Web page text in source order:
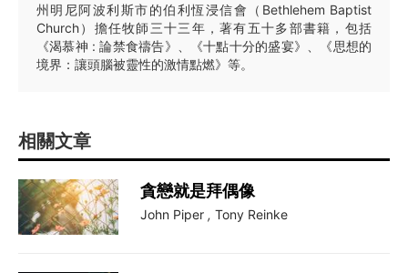
州明尼阿波利斯市的伯利恆浸信會（Bethlehem Baptist
Church）擔任牧師三十三年，著有五十多部書籍，包括
《渴慕神 : 論禁食禱告》、《十點十分的盛宴》、《思想的
境界：讓頭腦被靈性的激情點燃》等。
相關文章
貪戀就是拜偶像
John Piper , Tony Reinke